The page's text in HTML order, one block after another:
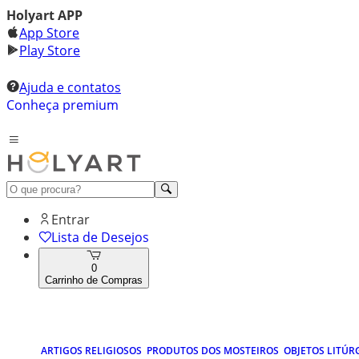
Holyart APP
App Store
Play Store
Ajuda e contatos
Conheça premium
Entrar
Lista de Desejos
0
Carrinho de Compras
ARTIGOS RELIGIOSOS PRODUTOS DOS MOSTEIROS OBJETOS